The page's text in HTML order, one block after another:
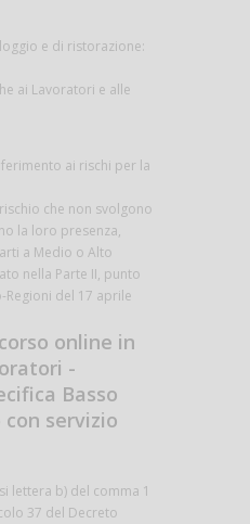
e di ristorazione:
ai Lavoratori e alle
ai rischi per la
rischio che non svolgono
la loro presenza,
a Medio o Alto
nella Parte II, punto
Regioni del 17 aprile
online in
-
Basso
servizio
lettera b) del comma 1
37 del Decreto